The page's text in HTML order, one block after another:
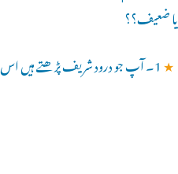
یا ضعیف؟؟
★1۔ آپ جو درود شریف پڑھتے ہیں اس کے کیا معنیٰ ہیں؟؟